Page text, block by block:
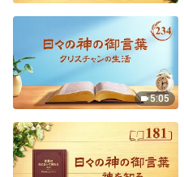
5:05